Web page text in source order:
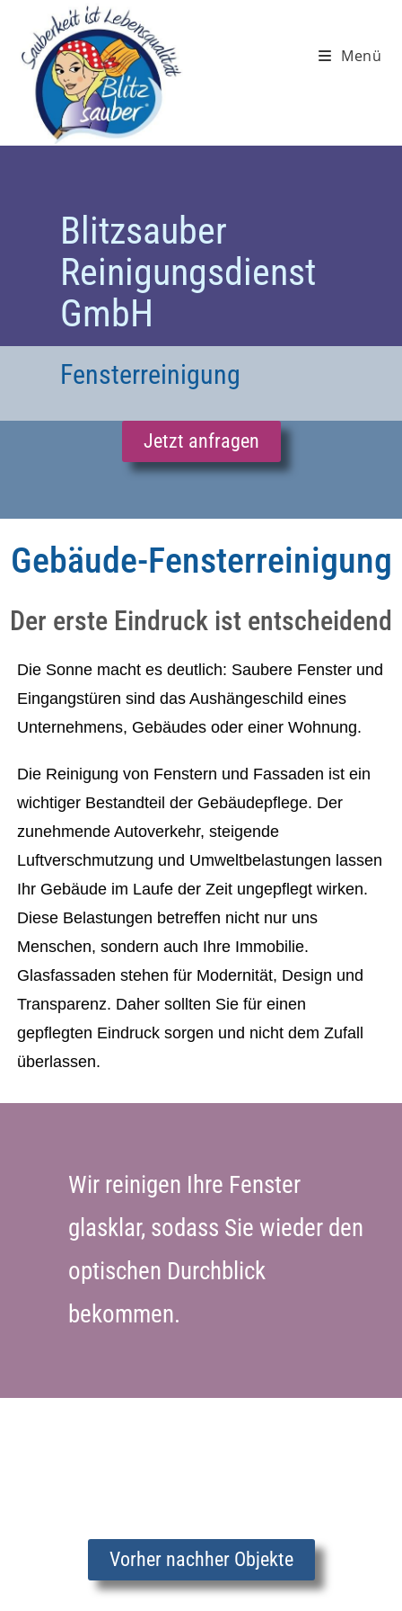
Menü
Blitzsauber
Reinigungsdienst
GmbH
Fensterreinigung
Jetzt anfragen
Gebäude-Fensterreinigung
Der erste Eindruck ist entscheidend
Die Sonne macht es deutlich: Saubere Fenster und
Eingangstüren sind das Aushängeschild eines
Unternehmens, Gebäudes oder einer Wohnung.
Die Reinigung von Fenstern und Fassaden ist ein
wichtiger Bestandteil der Gebäudepflege. Der
zunehmende Autoverkehr, steigende
Luftverschmutzung und Umweltbelastungen lassen
Ihr Gebäude im Laufe der Zeit ungepflegt wirken.
Diese Belastungen betreffen nicht nur uns
Menschen, sondern auch Ihre Immobilie.
Glasfassaden stehen für Modernität, Design und
Transparenz. Daher sollten Sie für einen
gepflegten Eindruck sorgen und nicht dem Zufall
überlassen.
Wir reinigen Ihre Fenster
glasklar, sodass Sie wieder den
optischen Durchblick
bekommen.
Vorher nachher Objekte